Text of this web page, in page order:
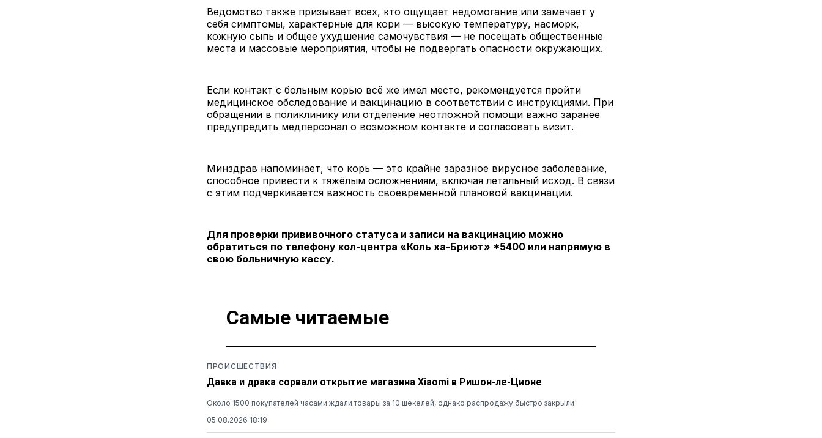
Ведомство также призывает всех, кто ощущает недомогание или замечает у
себя симптомы, характерные для кори — высокую температуру, насморк,
кожную сыпь и общее ухудшение самочувствия — не посещать общественные
места и массовые мероприятия, чтобы не подвергать опасности окружающих.
Если контакт с больным корью всё же имел место, рекомендуется пройти
медицинское обследование и вакцинацию в соответствии с инструкциями. При
обращении в поликлинику или отделение неотложной помощи важно заранее
предупредить медперсонал о возможном контакте и согласовать визит.
Минздрав напоминает, что корь — это крайне заразное вирусное заболевание,
способное привести к тяжёлым осложнениям, включая летальный исход. В связи
с этим подчеркивается важность своевременной плановой вакцинации.
Для проверки прививочного статуса и записи на вакцинацию можно
обратиться по телефону кол-центра «Коль ха-Бриют» *5400 или напрямую в
свою больничную кассу.
Самые читаемые
ПРОИСШЕСТВИЯ
Давка и драка сорвали открытие магазина Xiaomi в Ришон-ле-Ционе
Около 1500 покупателей часами ждали товары за 10 шекелей, однако распродажу быстро закрыли
05.08.2026 18:19